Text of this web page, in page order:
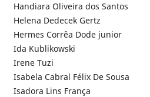
Handiara Oliveira dos Santos
Helena Dedecek Gertz
Hermes Corrêa Dode junior
Ida Kublikowski
Irene Tuzi
Isabela Cabral Félix De Sousa
Isadora Lins França